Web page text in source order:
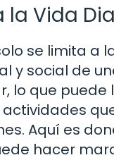
la Vida
se limita a
y social de
lo que
Aquí es
hacer